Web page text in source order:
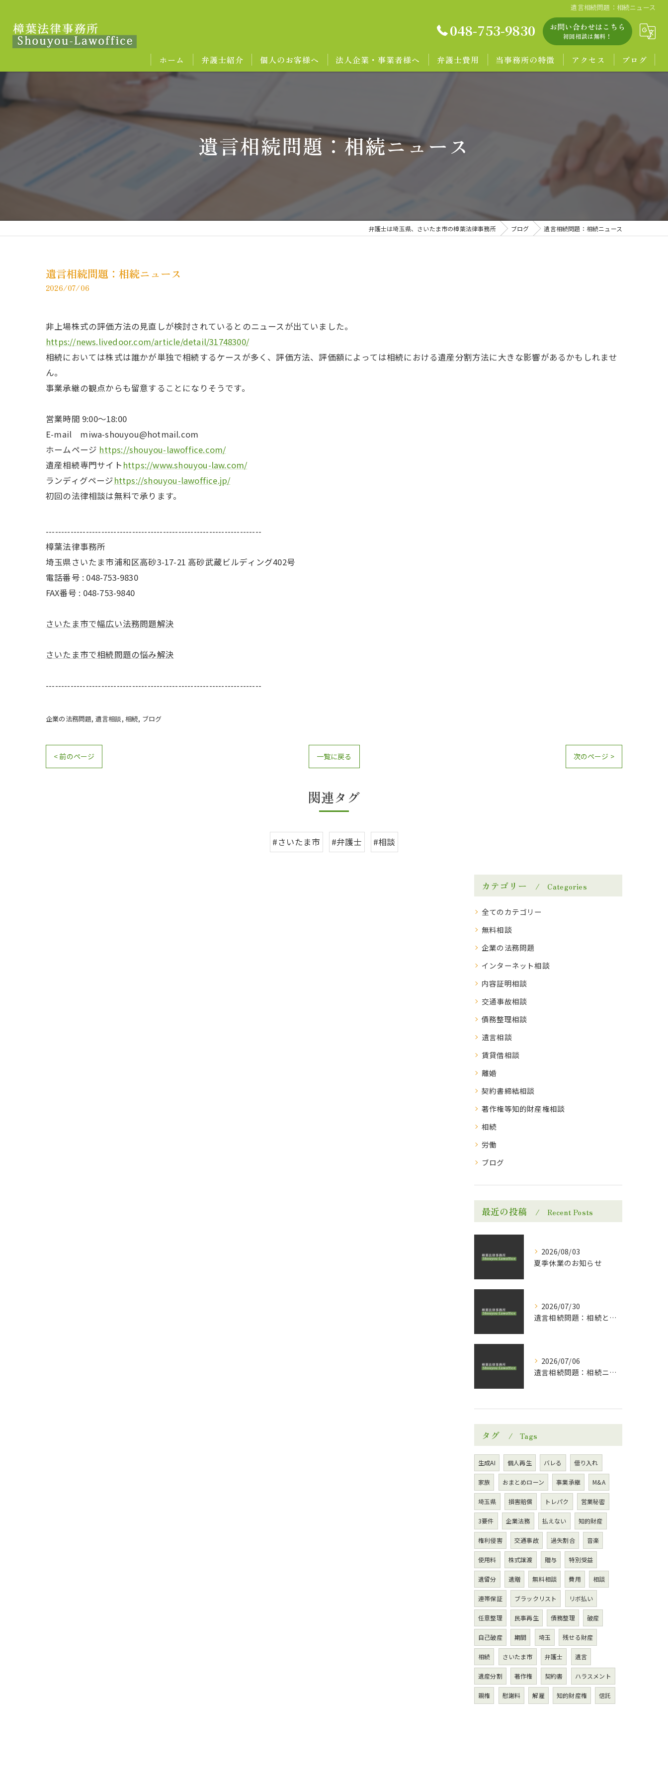
遺言相続問題：相続ニュース
048-753-9830 お問い合わせはこちら
初回相談は無料！
ホーム 弁護士紹介 個人のお客様へ 法人企業・事業者様へ 弁護士費用 当事務所の特徴 アクセス ブログ
遺言相続問題：相続ニュース
弁護士は埼玉県、さいたま市の樟葉法律事務所 ブログ 遺言相続問題：相続ニュース
遺言相続問題：相続ニュース
2026/07/06
非上場株式の評価方法の見直しが検討されているとのニュースが出ていました。
https://news.livedoor.com/article/detail/31748300/
相続においては株式は誰かが単独で相続するケースが多く、評価方法、評価額によっては相続における遺産分割方法に大きな影響があるかもしれませ
ん。
事業承継の観点からも留意することになりそうです。
営業時間 9:00～18:00
E-mail miwa-shouyou@hotmail.com
ホームページ https://shouyou-lawoffice.com/
遺産相続専門サイト https://www.shouyou-law.com/
ランディグページhttps://shouyou-lawoffice.jp/
初回の法律相談は無料で承ります。
----------------------------------------------------------------------
樟葉法律事務所
埼玉県さいたま市浦和区高砂3-17-21 高砂武蔵ビルディング402号
電話番号 : 048-753-9830
FAX番号 : 048-753-9840
さいたま市で幅広い法務問題解決
さいたま市で相続問題の悩み解決
----------------------------------------------------------------------
企業の法務問題 遺言相談 相続 ブログ
< 前のページ 一覧に戻る 次のページ >
関連タグ
#さいたま市 #弁護士 #相談
カテゴリー Categories
全てのカテゴリー
無料相談
企業の法務問題
インターネット相談
内容証明相談
交通事故相談
債務整理相談
遺言相談
賃貸借相談
離婚
契約書締結相談
著作権等知的財産権相談
相続
労働
ブログ
最近の投稿 Recent Posts
2026/08/03
夏季休業のお知らせ
2026/07/30
遺言相続問題：相続と贈与についてのランディングページ公開のお知らせ
2026/07/06
遺言相続問題：相続ニュース
タグ Tags
生成AI 個人再生 バレる 借り入れ
家族 おまとめローン 事業承継 M&A
埼玉県 損害賠償 トレパク 営業秘密
3要件 企業法務 払えない 知的財産
権利侵害 交通事故 過失割合 音楽
使用料 株式譲渡 贈与 特別受益
遺留分 遺贈 無料相談 費用 相談
連帯保証 ブラックリスト リボ払い
任意整理 民事再生 債務整理 破産
自己破産 期間 埼玉 残せる財産
相続 さいたま市 弁護士 遺言
遺産分割 著作権 契約書 ハラスメント
親権 慰謝料 解雇 知的財産権 信託